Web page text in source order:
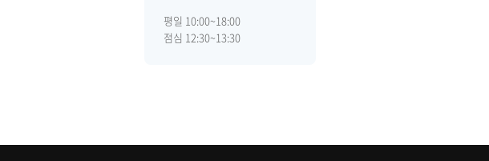
평일 10:00~18:00
점심 12:30~13:30